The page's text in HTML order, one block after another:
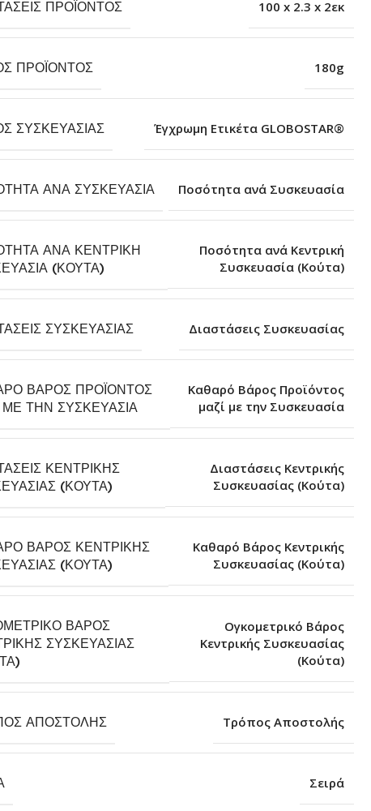
ΠΡΟΪΌΝΤΟΣ 100 x 2.3 x 2εκ
ΠΡΟΪΌΝΤΟΣ 180g
ΣΥΣΚΕΥΑΣΊΑΣ Έγχρωμη Ετικέτα GLOBOSTAR®
ΑΝΆ ΣΥΣΚΕΥΑΣΊΑ Ποσότητα ανά Συσκευασία
ΑΝΆ ΚΕΝΤΡΙΚΉ
(ΚΟΎΤΑ)
Ποσότητα ανά Κεντρική
Συσκευασία (Κούτα)
ΣΥΣΚΕΥΑΣΊΑΣ Διαστάσεις Συσκευασίας
ΒΆΡΟΣ ΠΡΟΪΌΝΤΟΣ
ΜΕ ΤΗΝ ΣΥΣΚΕΥΑΣΊΑ
Καθαρό Βάρος Προϊόντος
μαζί με την Συσκευασία
ΚΕΝΤΡΙΚΉΣ
(ΚΟΎΤΑ)
Διαστάσεις Κεντρικής
Συσκευασίας (Κούτα)
ΒΆΡΟΣ ΚΕΝΤΡΙΚΉΣ
(ΚΟΎΤΑ)
Καθαρό Βάρος Κεντρικής
Συσκευασίας (Κούτα)
ΒΆΡΟΣ
ΣΥΣΚΕΥΑΣΊΑΣ
Ογκομετρικό Βάρος
Κεντρικής Συσκευασίας
(Κούτα)
ΑΠΟΣΤΟΛΉΣ Τρόπος Αποστολής
Σειρά